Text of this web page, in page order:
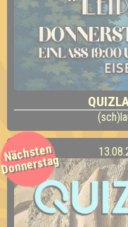
Nächsten
Donnerstag